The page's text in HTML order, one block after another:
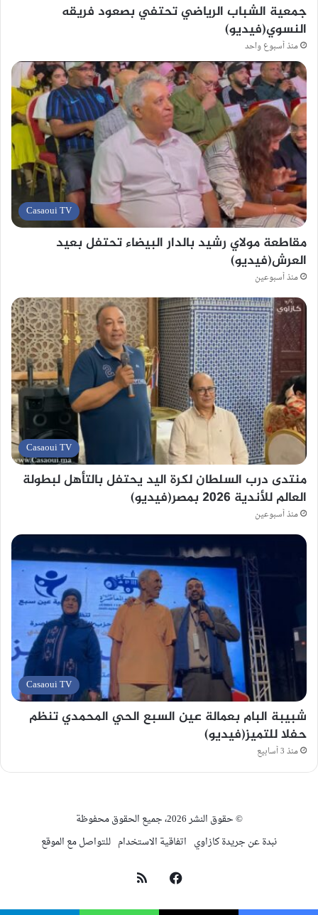
جمعية الشباب الرياضي تحتفي بصعود فريقه
النسوي(فيديو)
منذ أسبوع واحد
Casaoui TV
مقاطعة مولاي رشيد بالدار البيضاء تحتفل بعيد
العرش(فيديو)
منذ أسبوعين
Casaoui TV
منتدى درب السلطان لكرة اليد يحتفل بالتأهل لبطولة
العالم للأندية 2026 بمصر(فيديو)
منذ أسبوعين
Casaoui TV
شبيبة البام بعمالة عين السبع الحي المحمدي تنظم
حفلا للتميز(فيديو)
منذ 3 أسابيع
© حقوق النشر 2026، جميع الحقوق محفوظة
نبدة عن جريدة كازاوي اتفاقية الاستخدام للتواصل مع الموقع
فيسبوك